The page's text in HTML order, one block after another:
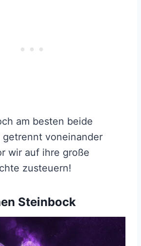
am besten beide
voneinander
wir auf ihre große
zusteuern!
Steinbock